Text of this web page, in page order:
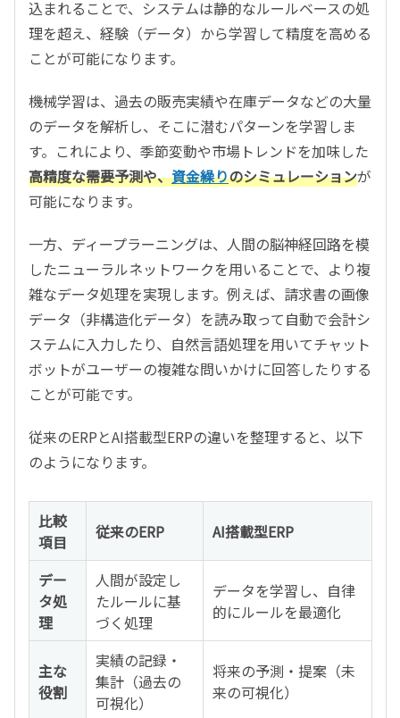
込まれることで、システムは静的なルールベースの処
理を超え、経験（データ）から学習して精度を高める
ことが可能になります。
機械学習は、過去の販売実績や在庫データなどの大量
のデータを解析し、そこに潜むパターンを学習しま
す。これにより、季節変動や市場トレンドを加味した
高精度な需要予測や、資金繰りのシミュレーションが
可能になります。
一方、ディープラーニングは、人間の脳神経回路を模
したニューラルネットワークを用いることで、より複
雑なデータ処理を実現します。例えば、請求書の画像
データ（非構造化データ）を読み取って自動で会計シ
ステムに入力したり、自然言語処理を用いてチャット
ボットがユーザーの複雑な問いかけに回答したりする
ことが可能です。
従来のERPとAI搭載型ERPの違いを整理すると、以下
のようになります。
比較
項目
従来のERP AI搭載型ERP
デー
タ処
理
人間が設定し
たルールに基
づく処理
データを学習し、自律
的にルールを最適化
主な
役割
実績の記録・
集計（過去の
可視化）
将来の予測・提案（未
来の可視化）